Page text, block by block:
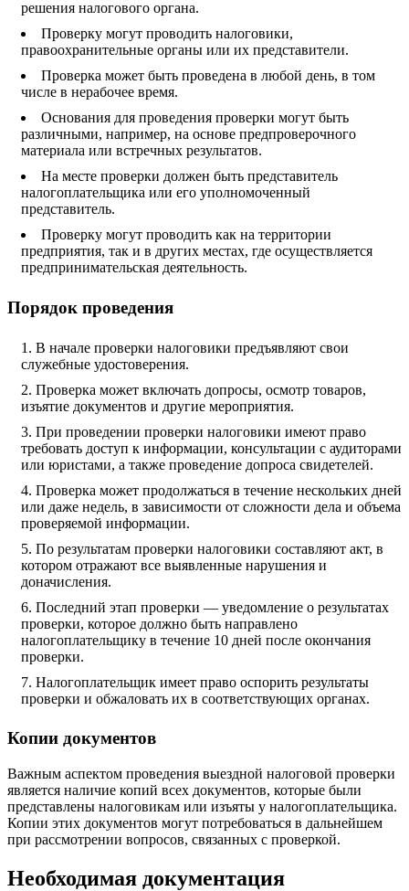
решения налогового органа.
Проверку могут проводить налоговики,
правоохранительные органы или их представители.
Проверка может быть проведена в любой день, в том
числе в нерабочее время.
Основания для проведения проверки могут быть
различными, например, на основе предпроверочного
материала или встречных результатов.
На месте проверки должен быть представитель
налогоплательщика или его уполномоченный
представитель.
Проверку могут проводить как на территории
предприятия, так и в других местах, где осуществляется
предпринимательская деятельность.
Порядок проведения
В начале проверки налоговики предъявляют свои
служебные удостоверения.
Проверка может включать допросы, осмотр товаров,
изъятие документов и другие мероприятия.
При проведении проверки налоговики имеют право
требовать доступ к информации, консультации с аудиторами
или юристами, а также проведение допроса свидетелей.
Проверка может продолжаться в течение нескольких дней
или даже недель, в зависимости от сложности дела и объема
проверяемой информации.
По результатам проверки налоговики составляют акт, в
котором отражают все выявленные нарушения и
доначисления.
Последний этап проверки — уведомление о результатах
проверки, которое должно быть направлено
налогоплательщику в течение 10 дней после окончания
проверки.
Налогоплательщик имеет право оспорить результаты
проверки и обжаловать их в соответствующих органах.
Копии документов
Важным аспектом проведения выездной налоговой проверки
является наличие копий всех документов, которые были
представлены налоговикам или изъяты у налогоплательщика.
Копии этих документов могут потребоваться в дальнейшем
при рассмотрении вопросов, связанных с проверкой.
Необходимая документация